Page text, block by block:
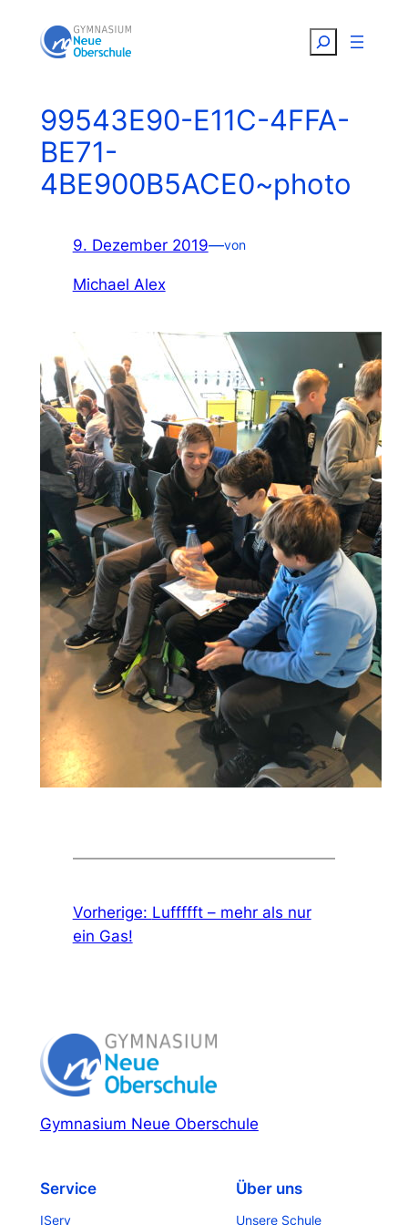
Inhalt
Suchen
99543E90-E11C-4FFA-
BE71-
4BE900B5ACE0~photo
9. Dezember 2019—von
Michael Alex
Vorherige: Luffffft – mehr als nur
ein Gas!
Gymnasium Neue Oberschule
Service
IServ
Über uns
Unsere Schule